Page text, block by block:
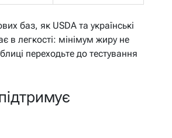
баз, як USDA та українські
в легкості: мінімум жиру не
переходьте до тестування